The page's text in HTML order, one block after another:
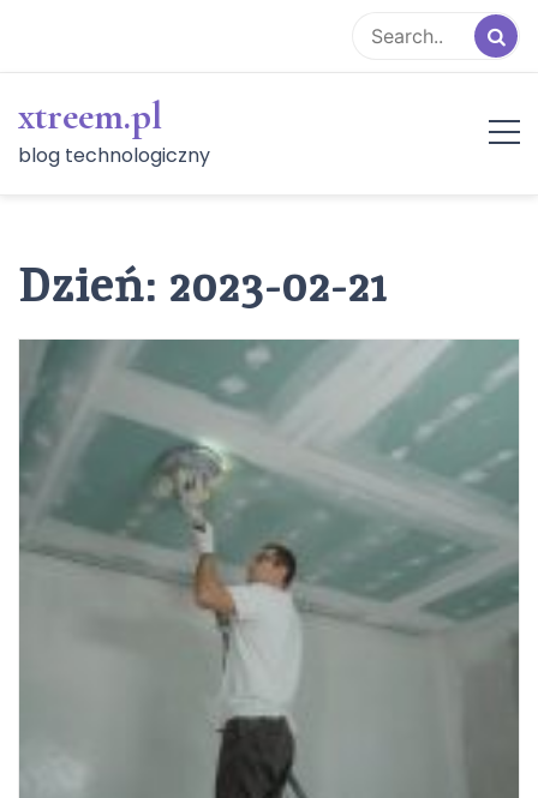
content
xtreem.pl
blog technologiczny
Dzień: 2023-02-21